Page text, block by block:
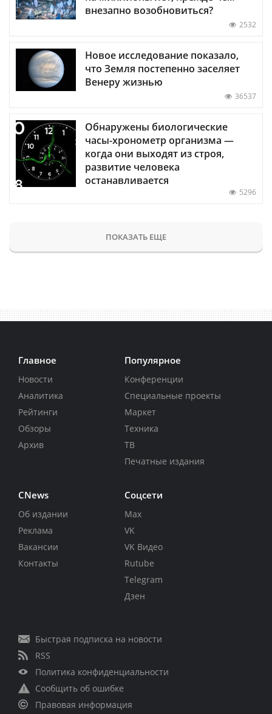
внезапно возобновиться?
2532
Новое исследование показало,
что Земля постепенно заселяет
Венеру жизнью
36537
Обнаружены биологические
часы-хронометр организма —
когда они выходят из строя,
развитие человека
останавливается
5296
ПОКАЗАТЬ ЕЩЕ
Главное
Новости
Аналитика
Рейтинги
Обзоры
Архив
Популярное
Конференции
Специальные проекты
Маркет
Техника
ТВ
Печатные издания
CNews
Об издании
Реклама
Вакансии
Контакты
Соцсети
Max
VK
VK Видео
Rutube
Telegram
Дзен
Быстрая подписка на новости
RSS
Политика конфиденциальности
Сообщить об ошибке
Правовая информация